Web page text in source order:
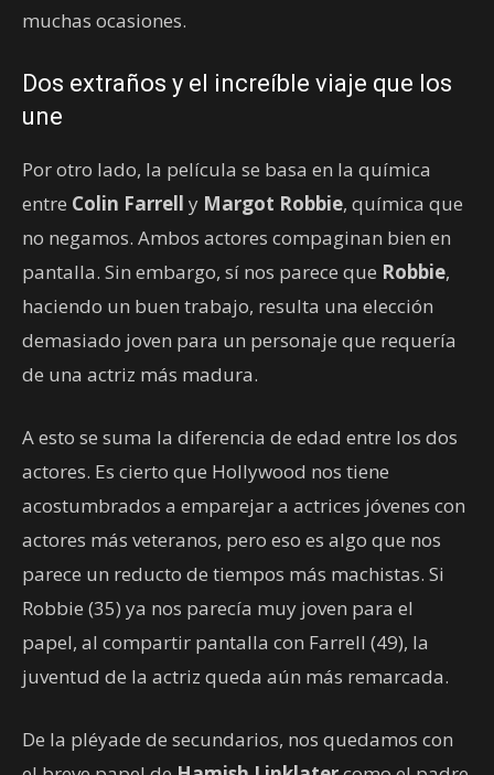
muchas ocasiones.
Dos extraños y el increíble viaje que los
une
Por otro lado, la película se basa en la química
entre Colin Farrell y Margot Robbie, química que
no negamos. Ambos actores compaginan bien en
pantalla. Sin embargo, sí nos parece que Robbie,
haciendo un buen trabajo, resulta una elección
demasiado joven para un personaje que requería
de una actriz más madura.
A esto se suma la diferencia de edad entre los dos
actores. Es cierto que Hollywood nos tiene
acostumbrados a emparejar a actrices jóvenes con
actores más veteranos, pero eso es algo que nos
parece un reducto de tiempos más machistas. Si
Robbie (35) ya nos parecía muy joven para el
papel, al compartir pantalla con Farrell (49), la
juventud de la actriz queda aún más remarcada.
De la pléyade de secundarios, nos quedamos con